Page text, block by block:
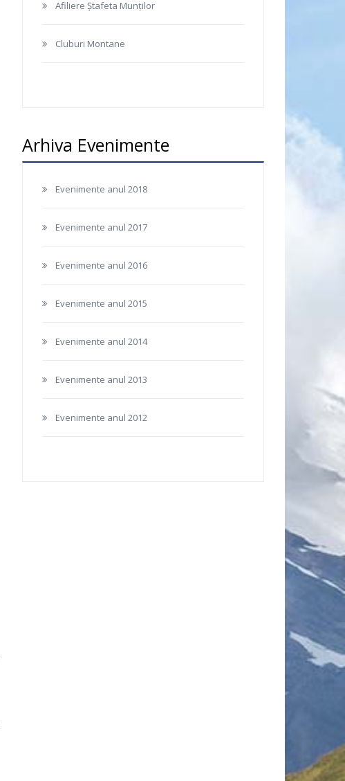
Afiliere Ștafeta Munților
Cluburi Montane
Arhiva Evenimente
Evenimente anul 2018
Evenimente anul 2017
Evenimente anul 2016
Evenimente anul 2015
Evenimente anul 2014
Evenimente anul 2013
Evenimente anul 2012